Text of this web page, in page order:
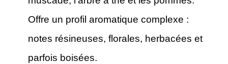
Offre un profil aromatique complexe :
notes résineuses, florales, herbacées et
parfois boisées.